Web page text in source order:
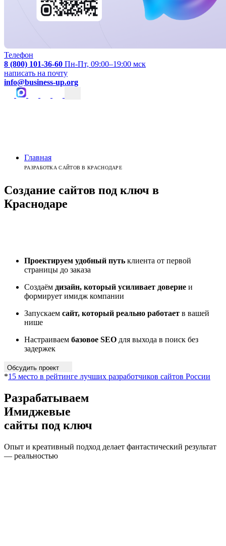
Телефон
8 (800) 101-36-60 Пн-Пт, 09:00–19:00 мск
написать на почту
info@business-up.org
Главная
РАЗРАБОТКА САЙТОВ В КРАСНОДАРЕ
Создание сайтов под ключ в
Краснодаре
Проектируем удобный путь клиента от первой
страницы до заказа
Создаём дизайн, который усиливает доверие и
формирует имидж компании
Запускаем сайт, который реально работает в вашей
нише
Настраиваем базовое SEO для выхода в поиск без
задержек
Обсудить проект
*15 место в рейтинге лучших разработчиков сайтов России
Разрабатываем
Имиджевые
сайты под ключ
Опыт и креативный подход делает фантастический результат
— реальностью